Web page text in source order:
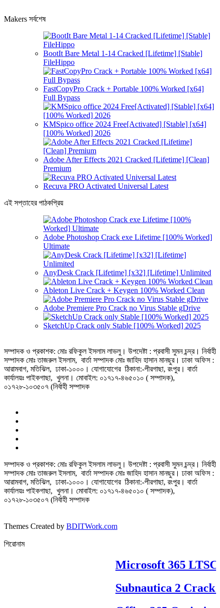
Makers সর্বশেষ
BootIt Bare Metal 1-14 Cracked [Lifetime] [Stable]
FileHippo
FastCopyPro Crack + Portable 100% Worked [x64]
Full Bypass
KMSpico office 2024 Free[Activated] [Stable] [x64]
[100% Worked] 2026
Adobe After Effects 2021 Cracked [Lifetime] [Clean]
Premium
Recuva PRO Activated Universal Latest
এই সপ্তাহের পাঠকপ্রিয়
Adobe Photoshop Crack exe Lifetime [100% Worked]
Ultimate
AnyDesk Crack [Lifetime] [x32] [Lifetime] Unlimited
Ableton Live Crack + Keygen 100% Worked Clean
Adobe Premiere Pro Crack no Virus Stable gDrive
SketchUp Crack only Stable [100% Worked] 2025
সম্পাদক ও প্রকাশক: মোঃ রফিকুল ইসলাম লাভলু। উপদেষ্টা : প্রবাসী সুমন চন্দ্র। নির্বাহী
সম্পাদক মোঃ তাজরুল‌‌ ইসলাম, বার্তা সম্পাদক মোঃ জাহিদ হাসান মানছুর। ঢাকা অফিস :
আরামবাগ, মতিঝিল, ঢাকা-১০০০। যোগাযোগের ঠিকানা:-পীরগাছা‌, রংপুর। বার্তা
কার্যালয়ঃ পাইকগাছা, খুলনা। মোবাইল: ০১৭১৭-৪৬৫০১০ ( সম্পাদক),
০১৭২৮-১০৩৫০৭ (নির্বাহী সম্পাদক
সম্পাদক ও প্রকাশক: মোঃ রফিকুল ইসলাম লাভলু। উপদেষ্টা : প্রবাসী সুমন চন্দ্র। নির্বাহী
সম্পাদক মোঃ তাজরুল‌‌ ইসলাম, বার্তা সম্পাদক মোঃ জাহিদ হাসান মানছুর। ঢাকা অফিস :
আরামবাগ, মতিঝিল, ঢাকা-১০০০। যোগাযোগের ঠিকানা:-পীরগাছা‌, রংপুর। বার্তা
কার্যালয়ঃ পাইকগাছা, খুলনা। মোবাইল: ০১৭১৭-৪৬৫০১০ ( সম্পাদক),
০১৭২৮-১০৩৫০৭ (নির্বাহী সম্পাদক
Themes Created by BDITWork.com
শিরোনাম
Microsoft 365 LTSC
Subnautica 2 Crack